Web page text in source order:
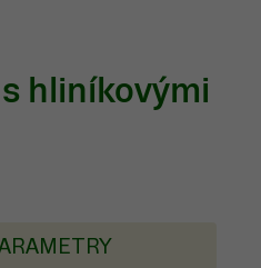
hliníkovými